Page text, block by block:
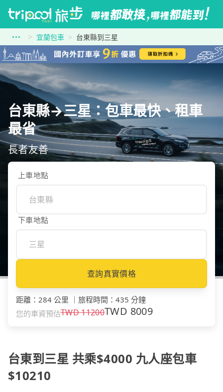
宜蘭包車 台東縣到三星
台東縣→三星：包車最快、租車
最省
長者友善
上車地點
下車地點
查詢真實價格
距離 ： 284 公里 旅程時間 ： 435 分鐘
您的車資預估TWD11200TWD 8009
台東到三星 共乘$4000 九人座包車
$10210